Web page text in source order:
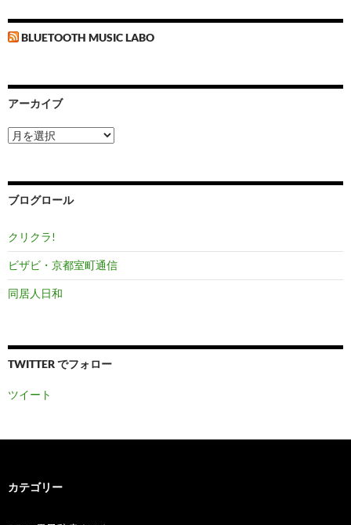
BLUETOOTH MUSIC LABO
アーカイブ
ア
ー
ブ
ブログロール
クリクラ!
ビザビ・京都室町通信
同居人日和
TWITTER でフォロー
ツイート
カテゴリー